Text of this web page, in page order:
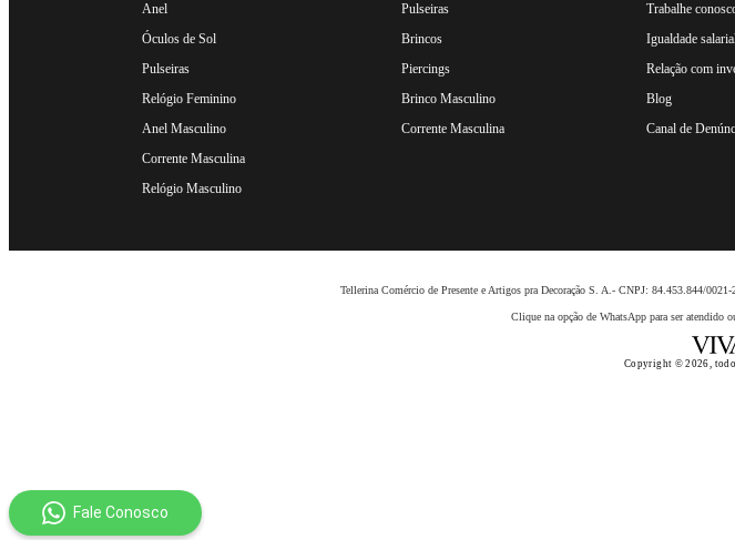
Anel
Óculos de Sol
Pulseiras
Relógio Feminino
Anel Masculino
Corrente Masculina
Relógio Masculino
Pulseiras
Brincos
Piercings
Brinco Masculino
Corrente Masculina
Trabalhe
Igualdade
Relação com
Blog
Canal de
Tellerina Comércio de Presente e Artigos pra Decoração S. A.- CNPJ: 84.453.844/
Clique na opção de WhatsApp para ser atendido
Copyright © 2026,